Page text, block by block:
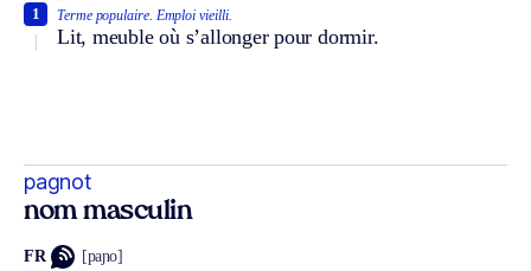
Terme populaire. Emploi vieilli.
Lit, meuble où s’allonger pour dormir.
1
pagnot
nom masculin
FR [paɲo]